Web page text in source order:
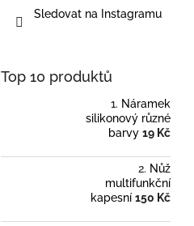
Sledovat na Instagramu
Top 10 produktů
Náramek
silikonový různé
barvy 19 Kč
Nůž
multifunkční
kapesní 150 Kč